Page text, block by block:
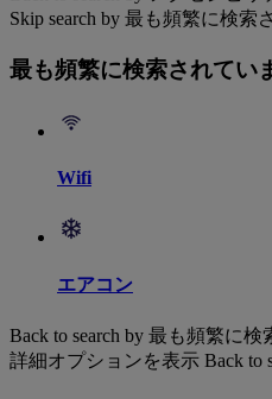
Skip search by 最も頻繁に検索
最も頻繁に検索されてい
Wifi
エアコン
Back to search by 最も頻繁に
詳細オプションを表示 Back to